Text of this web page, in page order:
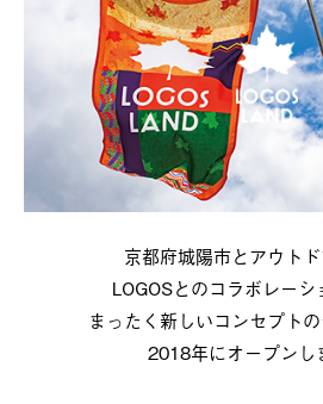
京都府城陽市とアウト
LOGOSとのコラボレーシ
まったく新しいコンセプト
2018年にオープンし